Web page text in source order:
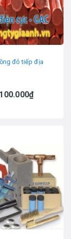
đỏ tiếp địa